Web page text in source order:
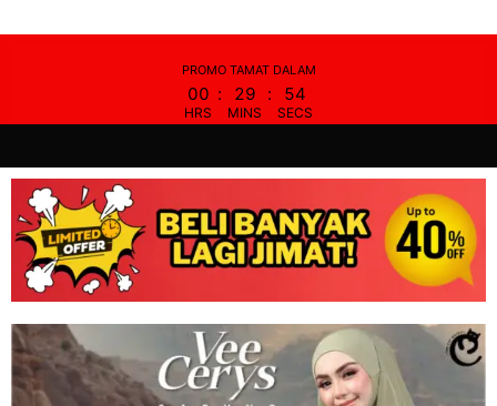
to
PROMO TAMAT DALAM
00
HRS
: 29
MINS
: 53
SECS